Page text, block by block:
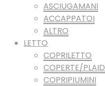
ASCIUGAMANI
ACCAPPATOI
ALTRO
LETTO
COPRILETTO
COPERTE/PLAID
COPRIPIUMINI